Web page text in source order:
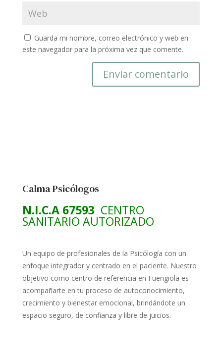
Guarda mi nombre, correo electrónico y web en
este navegador para la próxima vez que comente.
Calma Psicólogos
N.I.C.A 67593 CENTRO
SANITARIO AUTORIZADO
Un equipo de profesionales de la Psicólogía con un
enfoque integrador y centrado en el paciente. Nuestro
objetivo como centro de referencia en Fuengiola es
acompañarte en tu proceso de autoconocimiento,
crecimiento y bienestar emocional, brindándote un
espacio seguro, de confianza y libre de juicios.